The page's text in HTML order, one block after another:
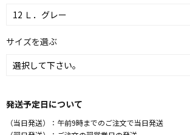
サイズを選ぶ
発送予定日について
（当日発送）：午前9時までのご注文で当日発送